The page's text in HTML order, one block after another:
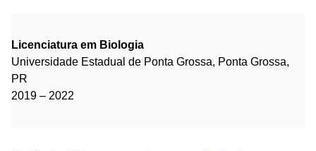
Licenciatura em Biologia
Universidade Estadual de Ponta Grossa, Ponta Grossa,
PR
2019 – 2022